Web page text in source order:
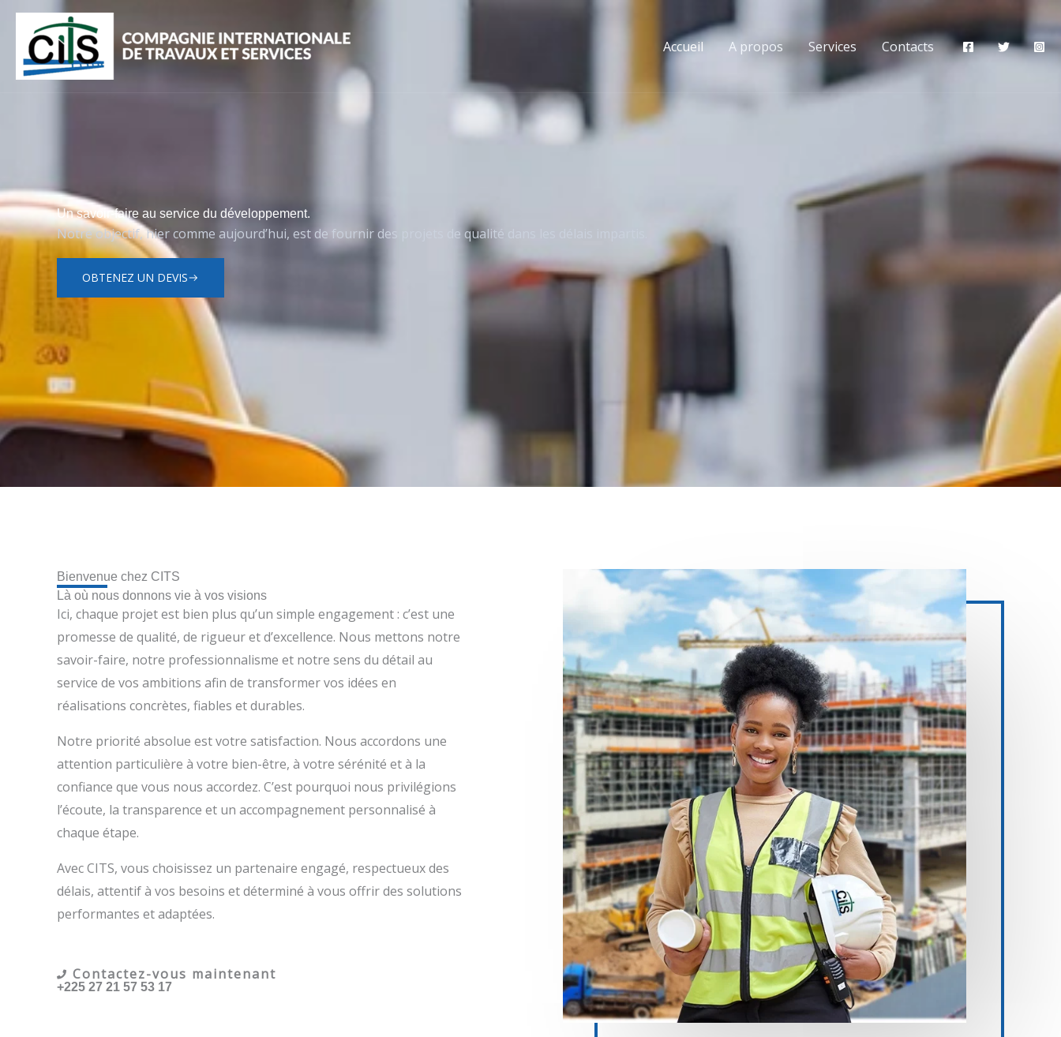
Aller
contenu
Accueil A propos Services Contacts
Un savoir-faire au service du développement.
Notre objectif, hier comme aujourd’hui, est de fournir des projets de qualité dans les délais impartis.
OBTENEZ UN DEVIS
Bienvenue chez CITS
Là où nous donnons vie à vos visions
Ici, chaque projet est bien plus qu’un simple engagement : c’est une
promesse de qualité, de rigueur et d’excellence. Nous mettons notre
savoir-faire, notre professionnalisme et notre sens du détail au
service de vos ambitions afin de transformer vos idées en
réalisations concrètes, fiables et durables.
Notre priorité absolue est votre satisfaction. Nous accordons une
attention particulière à votre bien-être, à votre sérénité et à la
confiance que vous nous accordez. C’est pourquoi nous privilégions
l’écoute, la transparence et un accompagnement personnalisé à
chaque étape.
Avec CITS, vous choisissez un partenaire engagé, respectueux des
délais, attentif à vos besoins et déterminé à vous offrir des solutions
performantes et adaptées.
Contactez-vous maintenant
+225 27 21 57 53 17